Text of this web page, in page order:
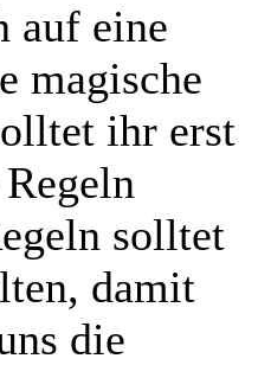
auf eine
magische
ihr erst
solltet
damit
die